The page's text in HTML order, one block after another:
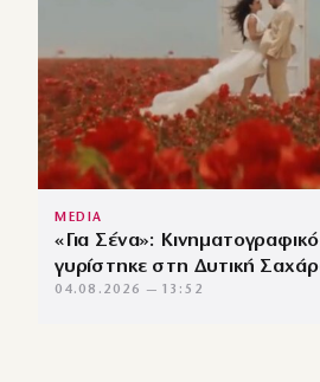
MEDIA
«Για Σένα»:
γυρίστηκε στη Δυτική
04.08.2026 — 13:52